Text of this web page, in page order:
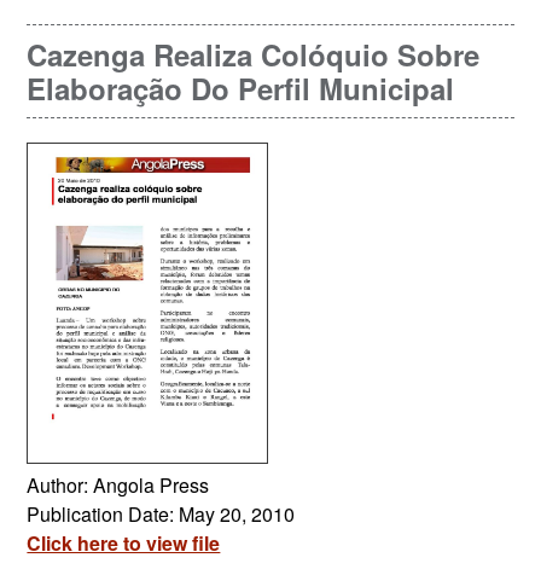
Cazenga Realiza Colóquio Sobre
Elaboração Do Perfil Municipal
Author: Angola Press
Publication Date: May 20, 2010
Click here to view file